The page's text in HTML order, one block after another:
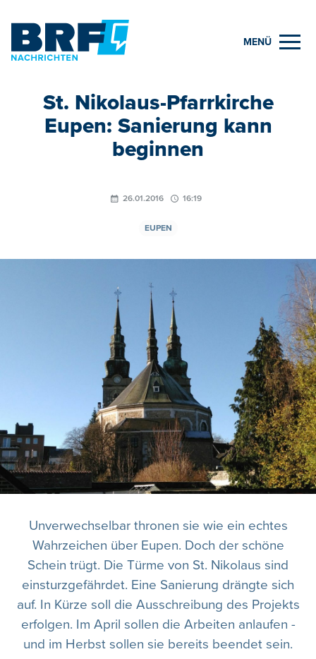
MENÜ
St. Nikolaus-Pfarrkirche
Eupen: Sanierung kann
beginnen
26.01.2016 16:19
EUPEN
Unverwechselbar thronen sie wie ein echtes
Wahrzeichen über Eupen. Doch der schöne
Schein trügt. Die Türme von St. Nikolaus sind
einsturzgefährdet. Eine Sanierung drängte sich
auf. In Kürze soll die Ausschreibung des Projekts
erfolgen. Im April sollen die Arbeiten anlaufen -
und im Herbst sollen sie bereits beendet sein.